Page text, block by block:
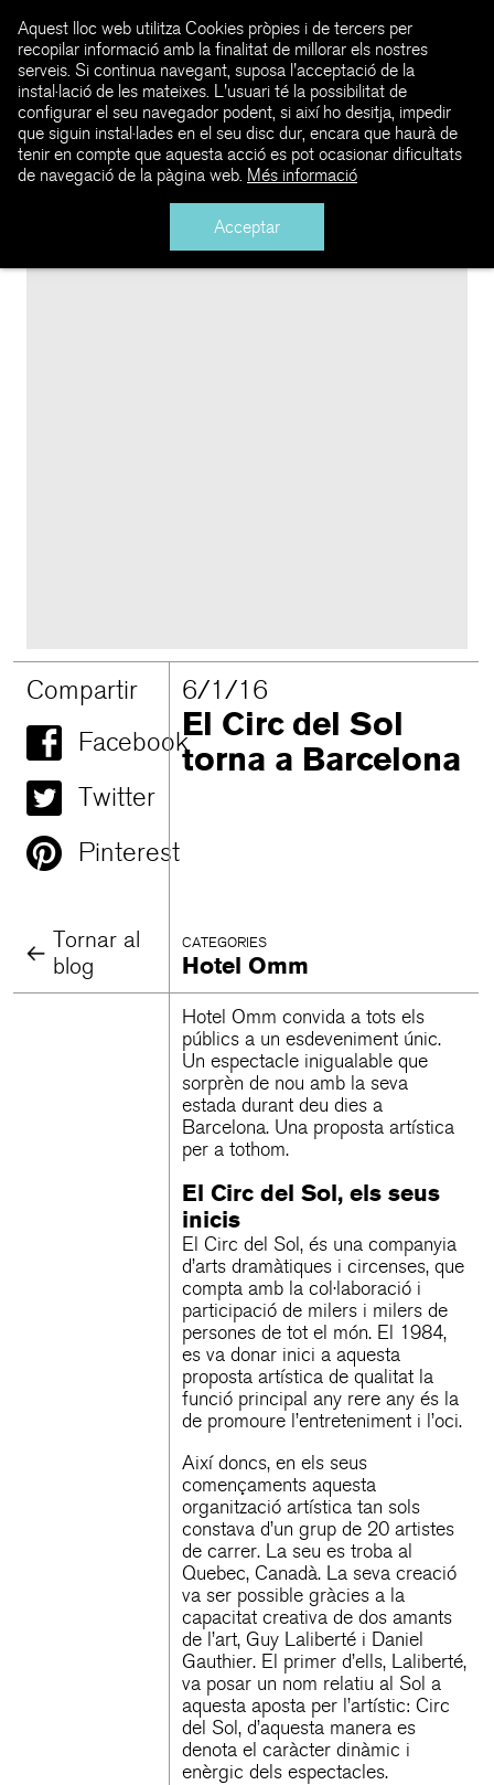
Compartir
Facebook
Twitter
Pinterest
Tornar al
blog
6/1/16
El Circ del Sol
torna a Barcelona
CATEGORIES
Hotel Omm
Hotel Omm convida a tots els
públics a un esdeveniment únic.
Un espectacle inigualable que
sorprèn de nou amb la seva
estada durant deu dies a
Barcelona. Una proposta artística
per a tothom.
El Circ del Sol, els seus
inicis
El Circ del Sol, és una companyia
d’arts dramàtiques i circenses, que
compta amb la col·laboració i
participació de milers i milers de
persones de tot el món. El 1984,
es va donar inici a aquesta
proposta artística de qualitat la
funció principal any rere any és la
de promoure l’entreteniment i l’oci.
Així doncs, en els seus
començaments aquesta
organització artística tan sols
constava d’un grup de 20 artistes
de carrer. La seu es troba al
Quebec, Canadà. La seva creació
va ser possible gràcies a la
capacitat creativa de dos amants
de l’art, Guy Laliberté i Daniel
Gauthier. El primer d’ells, Laliberté,
va posar un nom relatiu al Sol a
aquesta aposta per l’artístic: Circ
del Sol, d’aquesta manera es
denota el caràcter dinàmic i
enèrgic dels espectacles.
Aquest lloc web utilitza Cookies pròpies i de tercers per
recopilar informació amb la finalitat de millorar els nostres
serveis. Si continua navegant, suposa l'acceptació de la
instal·lació de les mateixes. L'usuari té la possibilitat de
configurar el seu navegador podent, si així ho desitja, impedir
que siguin instal·lades en el seu disc dur, encara que haurà de
tenir en compte que aquesta acció es pot ocasionar dificultats
de navegació de la pàgina web. Més informació
Acceptar